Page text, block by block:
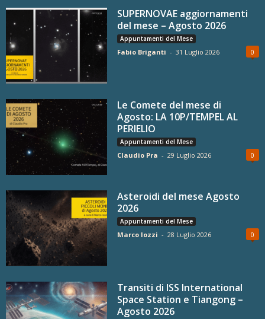
SUPERNOVAE aggiornamenti
del mese – Agosto 2026
Appuntamenti del Mese
Fabio Briganti - 31 Luglio 2026 0
Le Comete del mese di
Agosto: LA 10P/TEMPEL AL
PERIELIO
Appuntamenti del Mese
Claudio Pra - 29 Luglio 2026 0
Asteroidi del mese Agosto
2026
Appuntamenti del Mese
Marco Iozzi - 28 Luglio 2026 0
Transiti di ISS International
Space Station e Tiangong –
Agosto 2026